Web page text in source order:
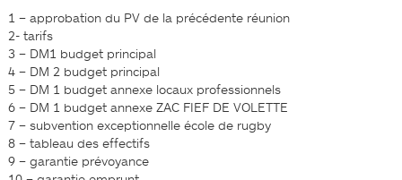
1 – approbation du PV de la précédente réunion
2- tarifs
3 – DM1 budget principal
4 – DM 2 budget principal
5 – DM 1 budget annexe locaux professionnels
6 – DM 1 budget annexe ZAC FIEF DE VOLETTE
7 – subvention exceptionnelle école de rugby
8 – tableau des effectifs
9 – garantie prévoyance